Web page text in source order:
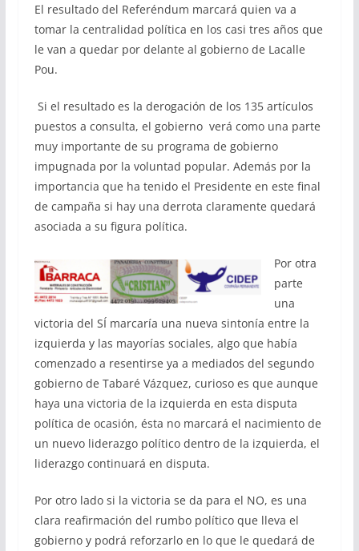
El resultado del Referéndum marcará quien va a
tomar la centralidad política en los casi tres años que
le van a quedar por delante al gobierno de Lacalle
Pou.
Si el resultado es la derogación de los 135 artículos
puestos a consulta, el gobierno verá como una parte
muy importante de su programa de gobierno
impugnada por la voluntad popular. Además por la
importancia que ha tenido el Presidente en este final
de campaña si hay una derrota claramente quedará
asociada a su figura política.
Por otra
parte
una
victoria del SÍ marcaría una nueva sintonía entre la
izquierda y las mayorías sociales, algo que había
comenzado a resentirse ya a mediados del segundo
gobierno de Tabaré Vázquez, curioso es que aunque
haya una victoria de la izquierda en esta disputa
política de ocasión, ésta no marcará el nacimiento de
un nuevo liderazgo político dentro de la izquierda, el
liderazgo continuará en disputa.
Por otro lado si la victoria se da para el NO, es una
clara reafirmación del rumbo político que lleva el
gobierno y podrá reforzarlo en lo que le quedará de